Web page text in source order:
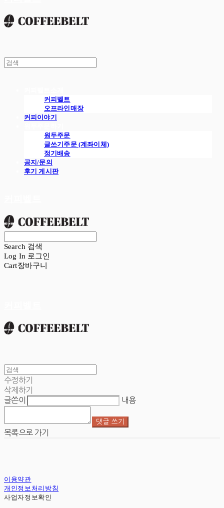
커피벨트
오프라인매장
커피이야기
원두주문
글쓰기주문 (계좌이체)
정기배송
공지/문의
후기 게시판
Search 검색
Log In 로그인
Cart장바구니
수정하기
삭제하기
글쓴이
내용
댓글 쓰기
목록으로 가기
이용약관
개인정보처리방침
사업자정보확인